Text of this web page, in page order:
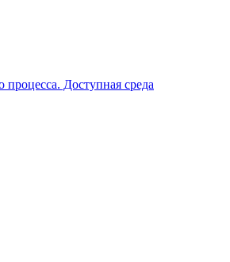
процесса. Доступная среда